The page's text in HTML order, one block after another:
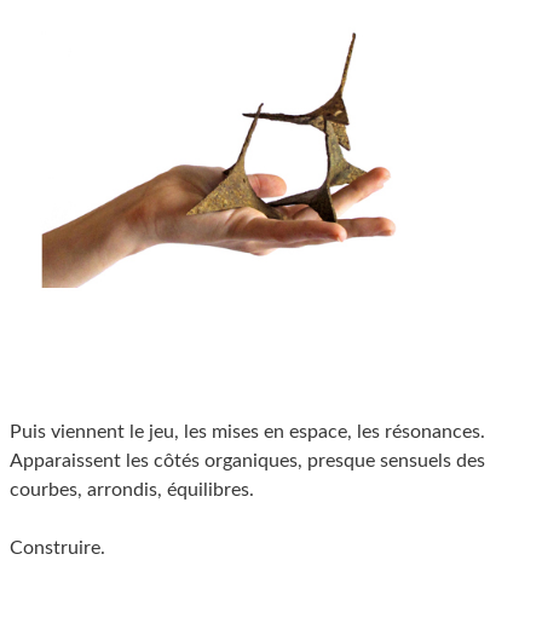
Puis viennent le jeu, les mises en espace, les résonances.
Apparaissent les côtés organiques, presque sensuels des
courbes, arrondis, équilibres.
Construire.